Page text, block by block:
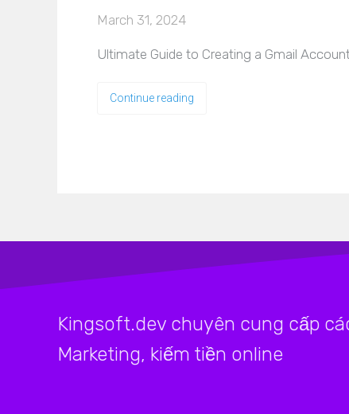
March 31, 2024
Ultimate Guide to Creating a Gmail
Continue reading
Kingsoft.dev chuyên cung cấp
Marketing, kiếm tiền online